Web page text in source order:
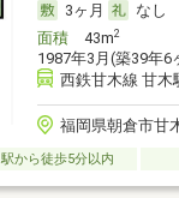
3ヶ月
なし
面積43m2
1987年3月(築39年6
西鉄甘木線 甘木
福岡県朝倉市甘
駅から徒歩5分以内